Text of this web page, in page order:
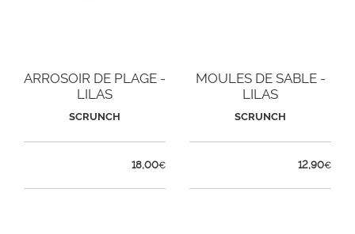
ARROSOIR DE PLAGE -
LILAS
SCRUNCH
18,00€
MOULES DE SABLE -
LILAS
SCRUNCH
12,90€